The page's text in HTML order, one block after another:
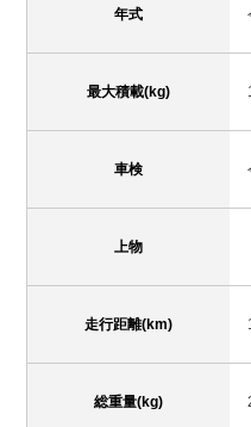
年式
最大積載(kg)
車検
上物
走行距離(km)
総重量(kg)